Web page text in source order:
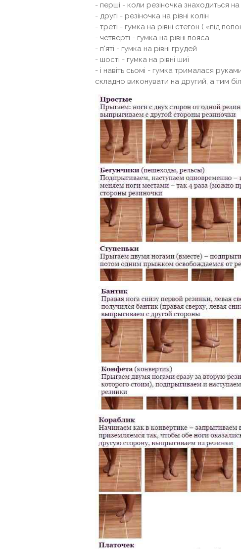
- перші - коли резіночка знаходиться
- другі - резіночка на рівні колін
- треті - гумка на рівні стегон ( «під
- четверті - гумка на рівні пояса
- п'яті - гумка на рівні грудей
- шості - гумка на рівні шиї
- і навіть сьомі - гумка трималася
складно виконувати на другий, а тим